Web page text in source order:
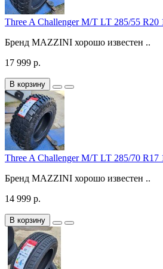
Three A Challenger M/T LT 285/55 R20
Бренд MAZZINI хорошо известен ..
17 999 р.
В корзину
Three A Challenger M/T LT 285/70 R17
Бренд MAZZINI хорошо известен ..
14 999 р.
В корзину